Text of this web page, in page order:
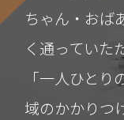
1月5日（月
す。
2024.09.25
ちゃん・おば
く通っていた
「一人ひと
域のかかりつ